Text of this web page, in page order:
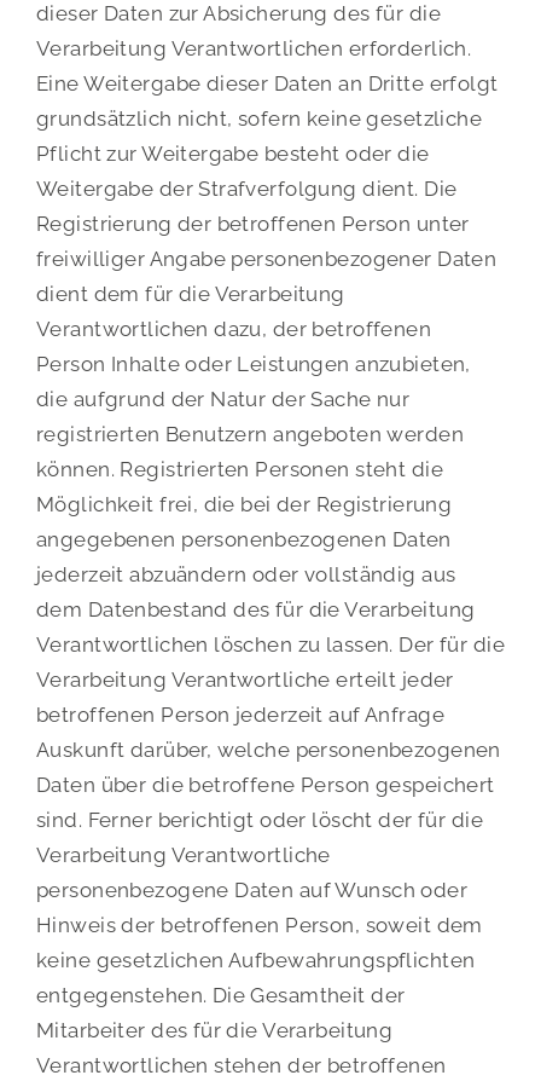
dieser Daten zur Absicherung des für die
Verarbeitung Verantwortlichen erforderlich.
Eine Weitergabe dieser Daten an Dritte erfolgt
grundsätzlich nicht, sofern keine gesetzliche
Pflicht zur Weitergabe besteht oder die
Weitergabe der Strafverfolgung dient. Die
Registrierung der betroffenen Person unter
freiwilliger Angabe personenbezogener Daten
dient dem für die Verarbeitung
Verantwortlichen dazu, der betroffenen
Person Inhalte oder Leistungen anzubieten,
die aufgrund der Natur der Sache nur
registrierten Benutzern angeboten werden
können. Registrierten Personen steht die
Möglichkeit frei, die bei der Registrierung
angegebenen personenbezogenen Daten
jederzeit abzuändern oder vollständig aus
dem Datenbestand des für die Verarbeitung
Verantwortlichen löschen zu lassen. Der für die
Verarbeitung Verantwortliche erteilt jeder
betroffenen Person jederzeit auf Anfrage
Auskunft darüber, welche personenbezogenen
Daten über die betroffene Person gespeichert
sind. Ferner berichtigt oder löscht der für die
Verarbeitung Verantwortliche
personenbezogene Daten auf Wunsch oder
Hinweis der betroffenen Person, soweit dem
keine gesetzlichen Aufbewahrungspflichten
entgegenstehen. Die Gesamtheit der
Mitarbeiter des für die Verarbeitung
Verantwortlichen stehen der betroffenen